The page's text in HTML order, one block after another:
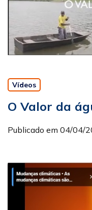
Vídeos
O Valor da
Publicado em 04/04/